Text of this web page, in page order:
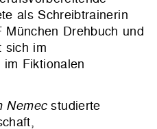
als Schreibtrainerin
Drehbuch und
sich im
Fiktionalen
Nemecstudierte